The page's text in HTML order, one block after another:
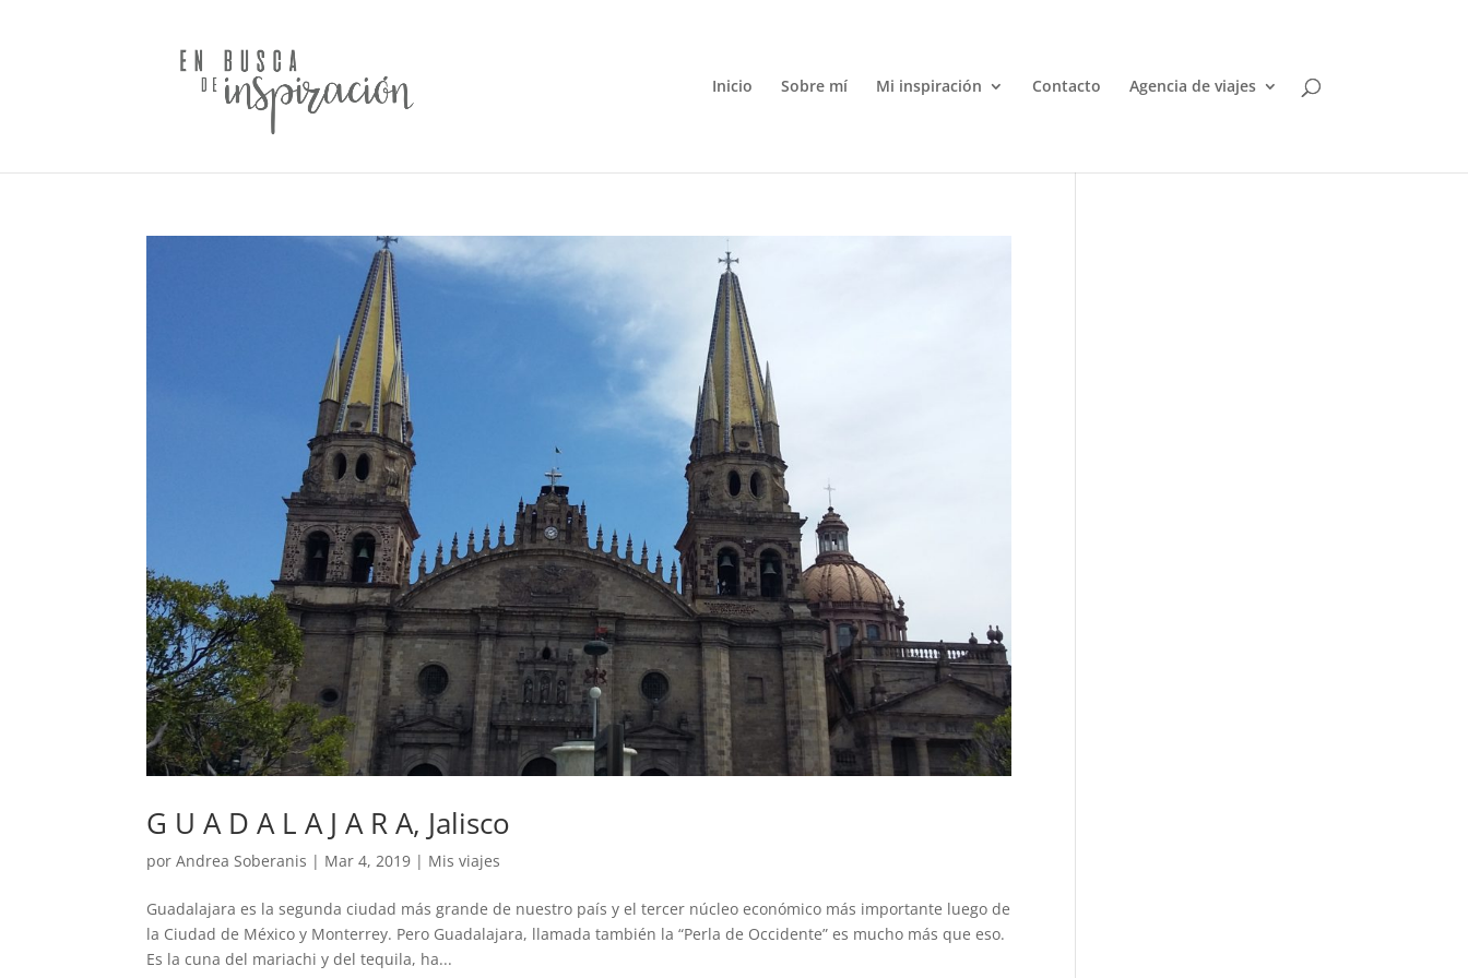
Inicio Sobre mí Mi inspiración Contacto Agencia de viajes
G U A D A L A J A R A, Jalisco
porAndrea Soberanis | Mar 4, 2019 | Mis viajes
Guadalajara es la segunda ciudad más grande de nuestro país y el tercer núcleo económico más importante luego de
la Ciudad de México y Monterrey. Pero Guadalajara, llamada también la “Perla de Occidente” es mucho más que eso.
Es la cuna del mariachi y del tequila, ha...